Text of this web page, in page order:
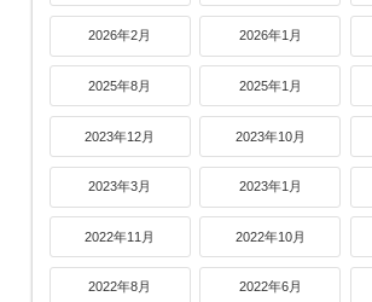
2026年2月 2026年1月
2025年8月 2025年1月
2023年12月 2023年10月
2023年3月 2023年1月
2022年11月 2022年10月
2022年8月 2022年6月